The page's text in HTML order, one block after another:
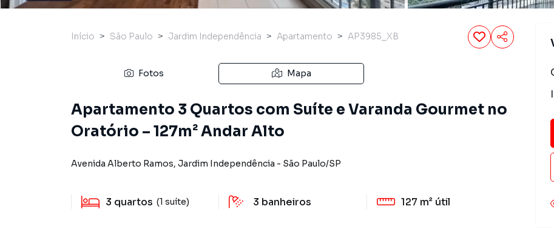
Início São Paulo Jardim Independência Apartamento AP3985_XB
Fotos Mapa
Apartamento 3 Quartos com Suíte e Varanda Gourmet no
Oratório – 127m² Andar Alto
Avenida Alberto Ramos, Jardim Independência - São Paulo/SP
3 quartos (1 suíte) 3 banheiros 127 m² útil